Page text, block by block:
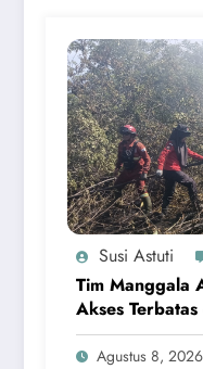
Susi Astuti
Tim Manggala
Akses
Agustus 8, 2026